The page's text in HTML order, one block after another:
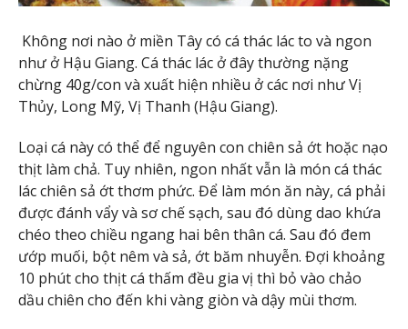
Không nơi nào ở miền Tây có cá thác lác to và ngon
như ở Hậu Giang. Cá thác lác ở đây thường nặng
chừng 40g/con và xuất hiện nhiều ở các nơi như Vị
Thủy, Long Mỹ, Vị Thanh (Hậu Giang).
Loại cá này có thể để nguyên con chiên sả ớt hoặc nạo
thịt làm chả. Tuy nhiên, ngon nhất vẫn là món cá thác
lác chiên sả ớt thơm phức. Để làm món ăn này, cá phải
được đánh vẩy và sơ chế sạch, sau đó dùng dao khứa
chéo theo chiều ngang hai bên thân cá. Sau đó đem
ướp muối, bột nêm và sả, ớt băm nhuyễn. Đợi khoảng
10 phút cho thịt cá thấm đều gia vị thì bỏ vào chảo
dầu chiên cho đến khi vàng giòn và dậy mùi thơm.